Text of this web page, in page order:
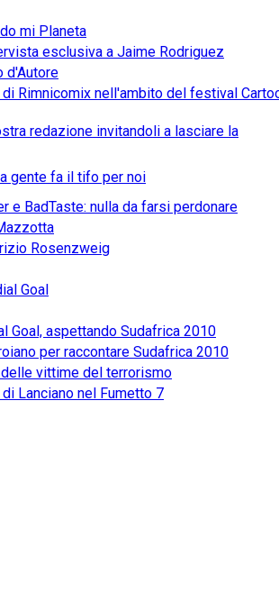
mi Planeta
esclusiva a Jaime Rodriguez
d'Autore
Rimnicomix nell'ambito del festival
redazione invitandoli a lasciare la
gente fa il tifo per noi
e BadTaste: nulla da farsi perdonare
Rosenzweig
Goal
Goal, aspettando Sudafrica 2010
per raccontare Sudafrica 2010
vittime del terrorismo
Lanciano nel Fumetto 7